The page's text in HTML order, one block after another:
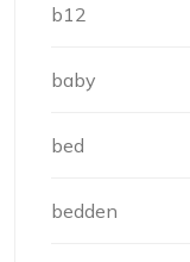
b12
baby
bed
bedden